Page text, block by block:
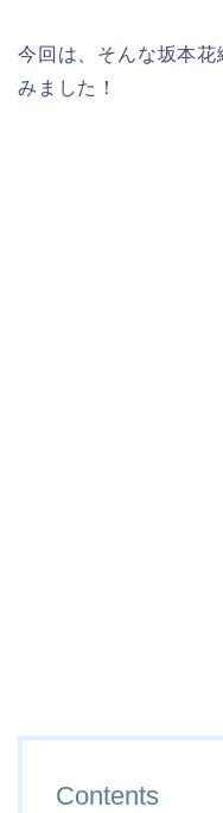
今回は、そんな坂本
みました！
Contents